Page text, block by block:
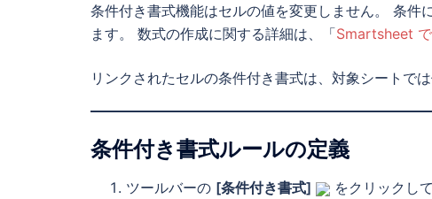
条件付き書式機能はセルの値を変更しません。 条
ます。 数式の作成に関する詳細は、「Smartsheet
リンクされたセルの条件付き書式は、対象シートでは
条件付き書式ルールの定義
ツールバーの [条件付き書式]
をクリックし